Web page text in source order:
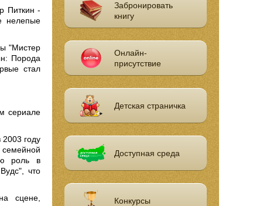
Питкин -
нелепые
"Мистер
Порода
стал
сериале
году
роль в
что
сцене,
Забронировать
книгу
Онлайн-
присутствие
Детская страничка
Доступная среда
Конкурсы